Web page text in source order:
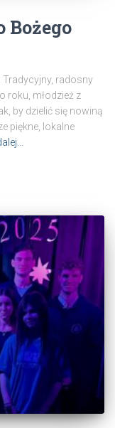
Bożego
radosny
roku, młodzież z
by dzielić się nowiną
piękne, lokalne